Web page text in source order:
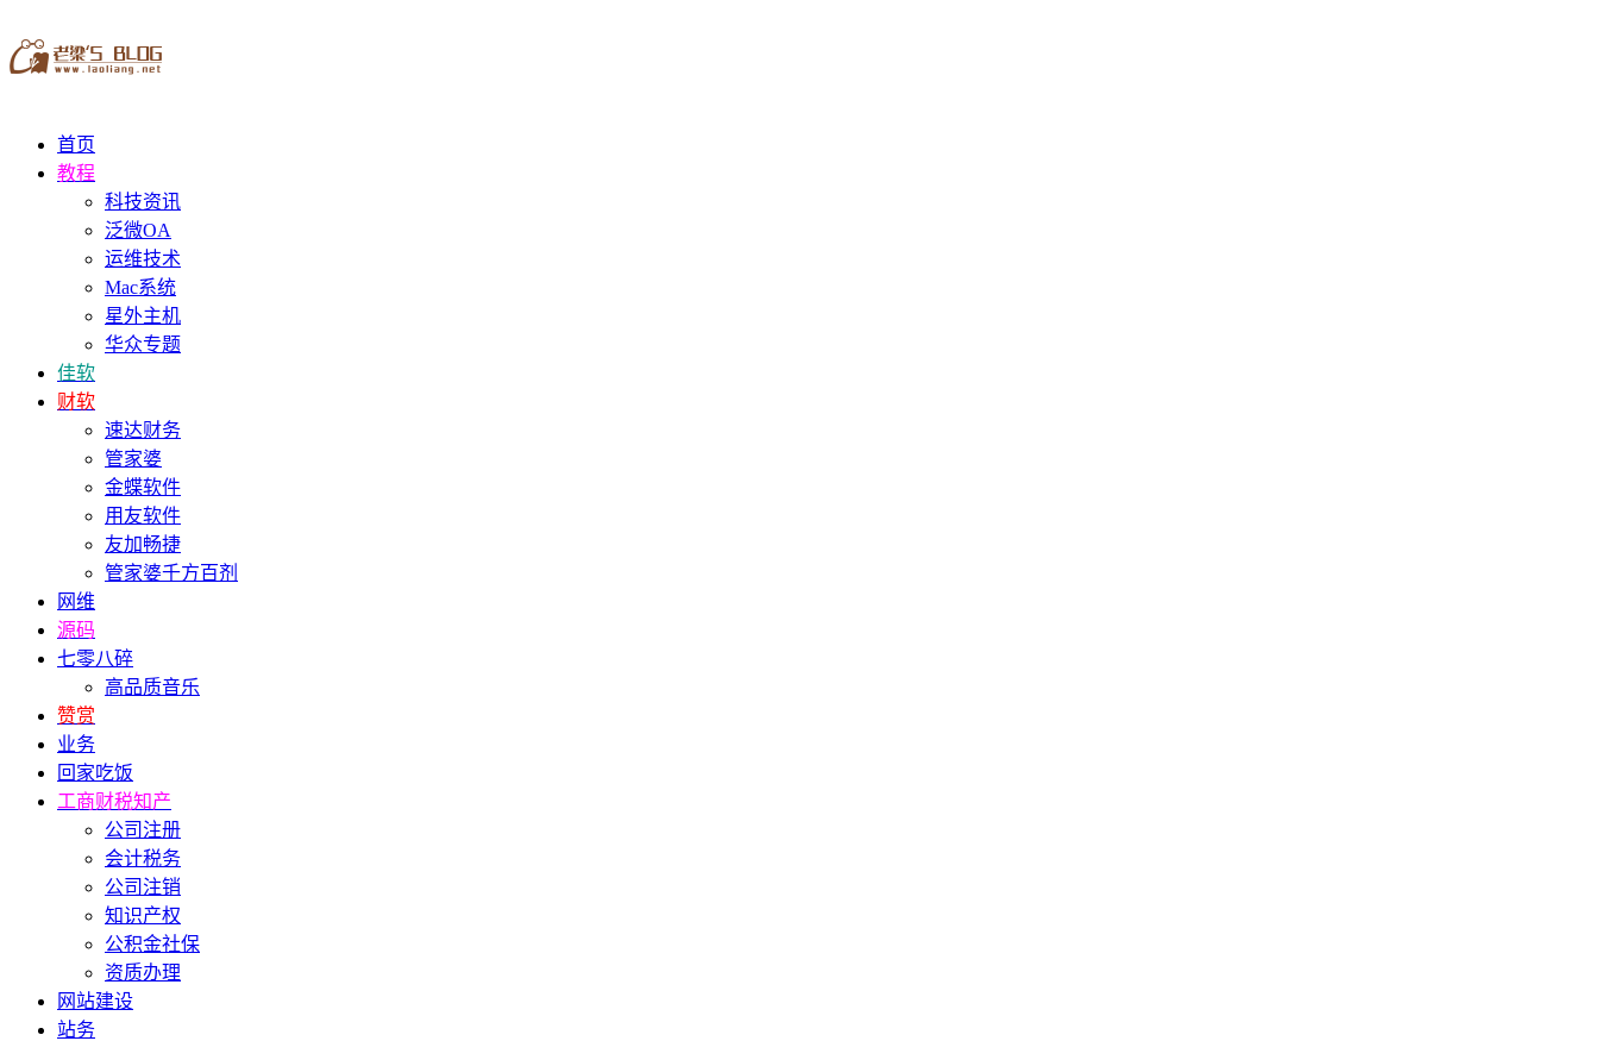
首页
教程
科技资讯
泛微OA
运维技术
Mac系统
星外主机
华众专题
佳软
财软
速达财务
管家婆
金蝶软件
用友软件
友加畅捷
管家婆千方百剂
网维
源码
七零八碎
高品质音乐
赞赏
业务
回家吃饭
工商财税知产
公司注册
会计税务
公司注销
知识产权
公积金社保
资质办理
网站建设
站务